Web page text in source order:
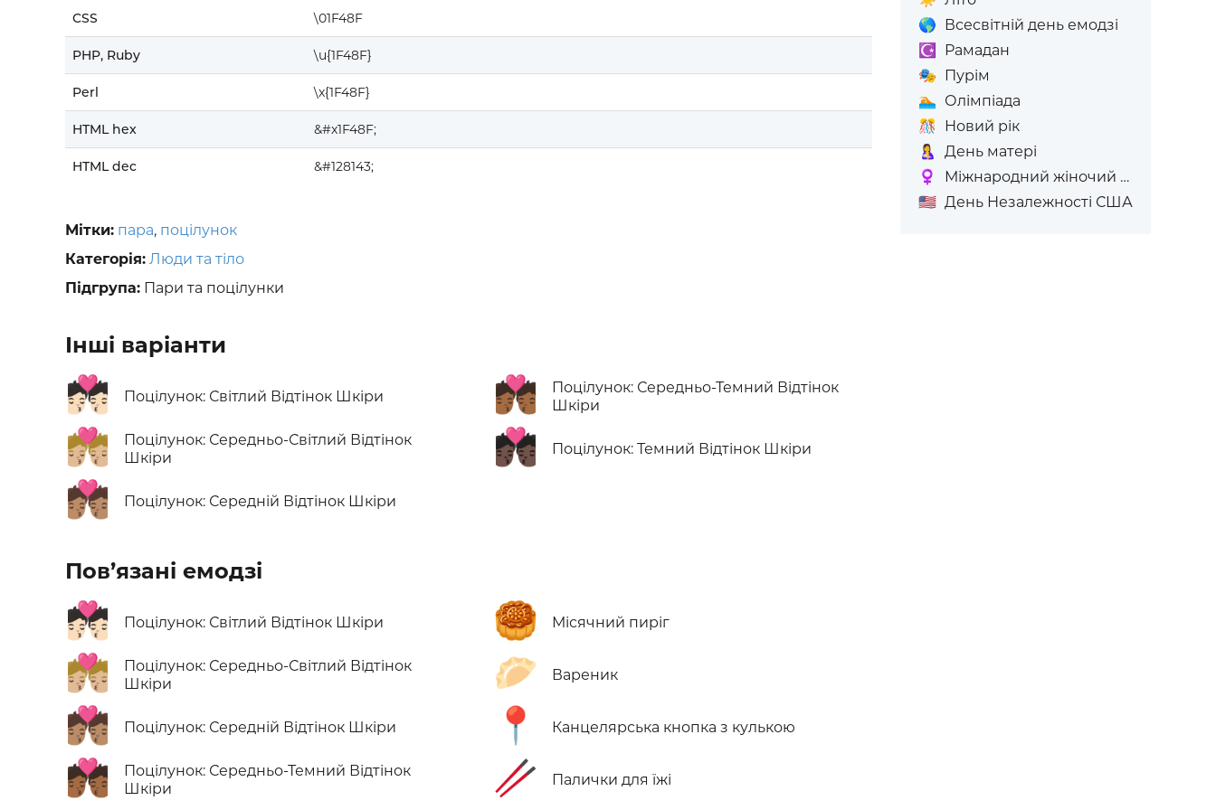
CSS \01F48F
PHP, Ruby \u{1F48F}
Perl \x{1F48F}
HTML hex &#x1F48F;
HTML dec &#128143;
Мітки: пара, поцілунок
Категорія: Люди та тіло
Підгрупа: Пари та поцілунки
Інші варіанти
💏🏻 Поцілунок: Світлий Відтінок Шкіри
💏🏼
Поцілунок: Середньо-Світлий Відтінок
Шкіри
💏🏽 Поцілунок: Середній Відтінок Шкіри
💏🏾
Поцілунок: Середньо-Темний Відтінок
Шкіри
💏🏿 Поцілунок: Темний Відтінок Шкіри
Пов’язані емодзі
💏🏻 Поцілунок: Світлий Відтінок Шкіри
💏🏼
Поцілунок: Середньо-Світлий Відтінок
Шкіри
💏🏽 Поцілунок: Середній Відтінок Шкіри
💏🏾
Поцілунок: Середньо-Темний Відтінок
Шкіри
🥮 Місячний пиріг
🥟 Вареник
📍 Канцелярська кнопка з кулькою
🥢 Палички для їжі
🌎 Всесвітній день емодзі
☪️
Рамадан
🎭 Пурім
🏊 Олімпіада
🎊
Новий рік
🤱
День матері
♀️
Міжнародний жіночий день
🇺🇸 День Незалежності США